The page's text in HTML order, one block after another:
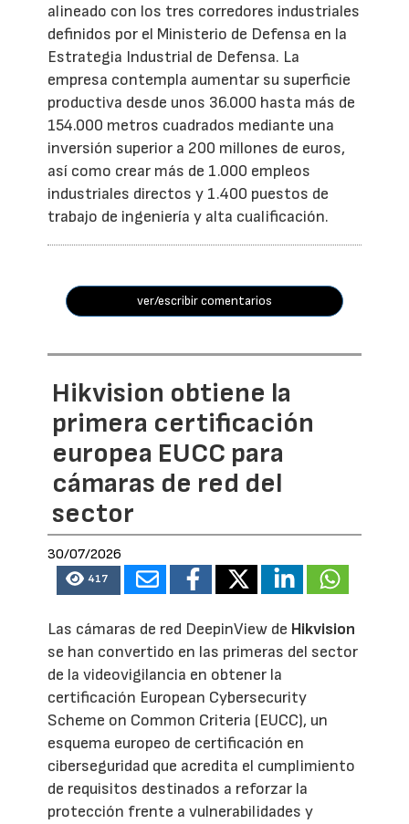
alineado con los tres corredores industriales
definidos por el Ministerio de Defensa en la
Estrategia Industrial de Defensa. La
empresa contempla aumentar su superficie
productiva desde unos 36.000 hasta más de
154.000 metros cuadrados mediante una
inversión superior a 200 millones de euros,
así como crear más de 1.000 empleos
industriales directos y 1.400 puestos de
trabajo de ingeniería y alta cualificación.
ver/escribir comentarios
Hikvision obtiene la
primera certificación
europea EUCC para
cámaras de red del
sector
30/07/2026
417
Las cámaras de red DeepinView de Hikvision
se han convertido en las primeras del sector
de la videovigilancia en obtener la
certificación European Cybersecurity
Scheme on Common Criteria (EUCC), un
esquema europeo de certificación en
ciberseguridad que acredita el cumplimiento
de requisitos destinados a reforzar la
protección frente a vulnerabilidades y